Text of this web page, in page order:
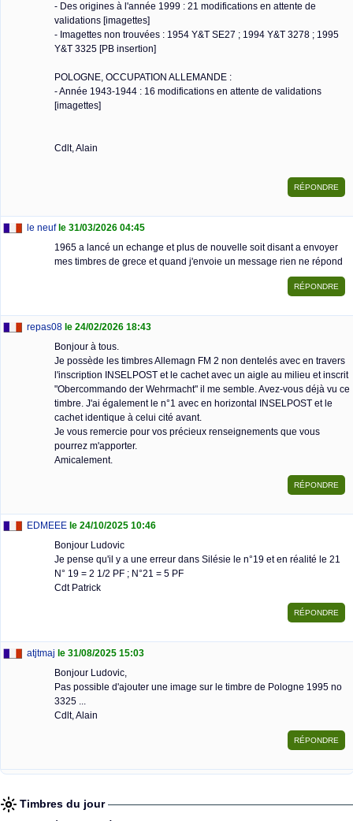
- Des origines à l'année 1999 : 21 modifications en attente de
validations [imagettes]
- Imagettes non trouvées : 1954 Y&T SE27 ; 1994 Y&T 3278 ; 1995
Y&T 3325 [PB insertion]
POLOGNE, OCCUPATION ALLEMANDE :
- Année 1943-1944 : 16 modifications en attente de validations
[imagettes]
Cdlt, Alain
le neufle 31/03/2026 04:45
1965 a lancé un echange et plus de nouvelle soit disant a envoyer
mes timbres de grece et quand j'envoie un message rien ne répond
repas08 le 24/02/2026 18:43
Bonjour à tous.
Je possède les timbres Allemagn FM 2 non dentelés avec en travers
l'inscription INSELPOST et le cachet avec un aigle au milieu et inscrit
"Obercommando der Wehrmacht" il me semble. Avez-vous déjà vu ce
timbre. J'ai également le n°1 avec en horizontal INSELPOST et le
cachet identique à celui cité avant.
Je vous remercie pour vos précieux renseignements que vous
pourrez m'apporter.
Amicalement.
EDMEEE le 24/10/2025 10:46
Bonjour Ludovic
Je pense qu'il y a une erreur dans Silésie le n°19 et en réalité le 21
N° 19 = 2 1/2 PF ; N°21 = 5 PF
Cdt Patrick
atjtmaj le 31/08/2025 15:03
Bonjour Ludovic,
Pas possible d'ajouter une image sur le timbre de Pologne 1995 no
3325 ...
Cdlt, Alain
Timbres du jour